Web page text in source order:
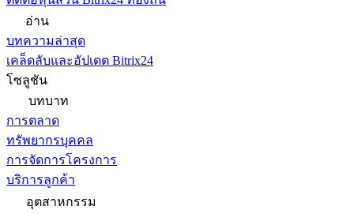
อ่าน
บทความล่าสุด
เคล็ดลับและอัปเดต Bitrix24
โซลูชัน
บทบาท
การตลาด
ทรัพยากรบุคคล
การจัดการโครงการ
บริการลูกค้า
อุตสาหกรรม